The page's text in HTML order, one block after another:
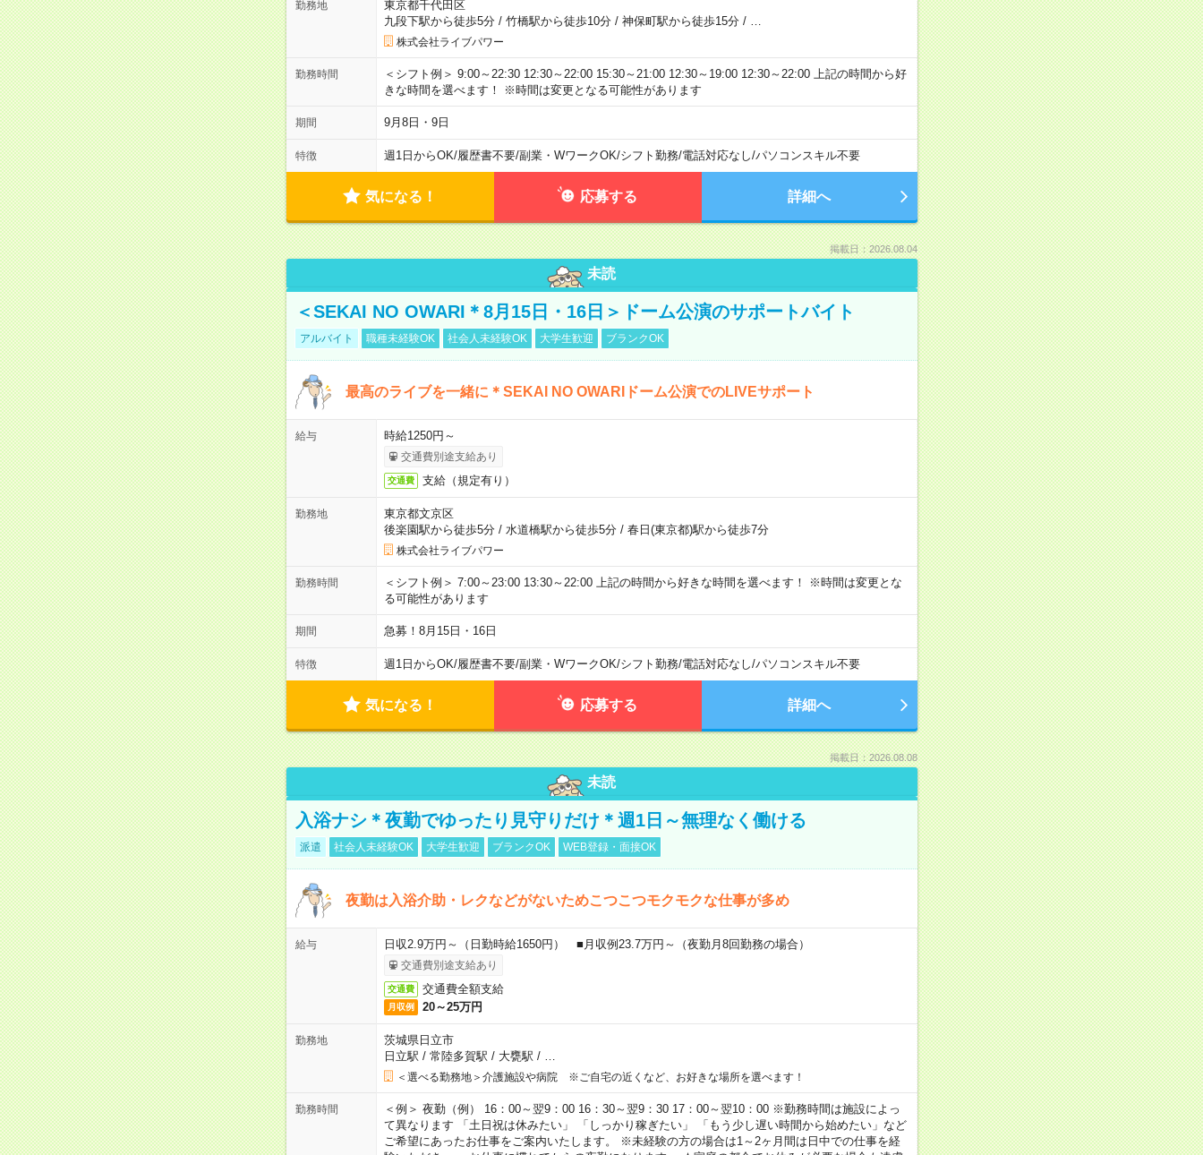
勤務地
東京都千代田区
九段下駅から徒歩5分/ 竹橋駅から徒歩10分/ 神保町駅から徒歩15分/
株式会社ライブパワー
勤務時間
＜シフト例＞ 9:00～22:30 12:30～22:00 15:30～21:00 12:30～19:00 12:30～22:00 上記の時間から好
きな時間を選べます！ ※時間は変更となる可能性があります
期間 9月8日・9日
特徴 週1日からOK/履歴書不要/副業・WワークOK/シフト勤務/電話対応なし/パソコンスキル不要
気になる！ 応募する 詳細へ
掲載日：2026.08.04
未読
＜SEKAI NO OWARI＊8月15日・16日＞ドーム公演のサポートバイト
アルバイト 職種未経験OK 社会人未経験OK 大学生歓迎 ブランクOK
最高のライブを一緒に＊SEKAI NO OWARIドーム公演でのLIVEサポート
給与 時給1250円～
交通費別途支給あり
交通費 支給（規定有り）
勤務地
東京都文京区
後楽園駅から徒歩5分/ 水道橋駅から徒歩5分/ 春日(東京都)駅から徒歩7分
株式会社ライブパワー
勤務時間
＜シフト例＞ 7:00～23:00 13:30～22:00 上記の時間から好きな時間を選べます！ ※時間は変更とな
る可能性があります
期間 急募！8月15日・16日
特徴 週1日からOK/履歴書不要/副業・WワークOK/シフト勤務/電話対応なし/パソコンスキル不要
気になる！ 応募する 詳細へ
掲載日：2026.08.08
未読
入浴ナシ＊夜勤でゆったり見守りだけ＊週1日～無理なく働ける
派遣 社会人未経験OK 大学生歓迎 ブランクOK WEB登録・面接OK
夜勤は入浴介助・レクなどがないためこつこつモクモクな仕事が多め
給与 日収2.9万円～（日勤時給1650円） ■月収例23.7万円～（夜勤月8回勤務の場合）
交通費別途支給あり
交通費 交通費全額支給
月収例 20～25万円
勤務地
茨城県日立市
日立駅 / 常陸多賀駅 / 大甕駅 /
＜選べる勤務地＞介護施設や病院 ※ご自宅の近くなど、お好きな場所を選べます！
勤務時間
＜例＞ 夜勤（例） 16：00～翌9：00 16：30～翌9：30 17：00～翌10：00 ※勤務時間は施設によっ
て異なります 「土日祝は休みたい」 「しっかり稼ぎたい」 「もう少し遅い時間から始めたい」など
ご希望にあったお仕事をご案内いたします。 ※未経験の方の場合は1～2ヶ月間は日中での仕事を経